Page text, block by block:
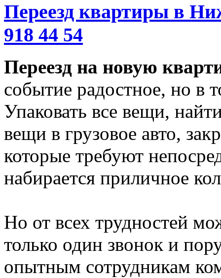
Переезд квартиры в
918 44 54
Переезд на новую
событие радостное, но в
Упаковать все вещи,
вещи в грузовое авто,
которые требуют
набирается приличное
Но от всех трудностей
только один звонок и
опытным сотрудникам